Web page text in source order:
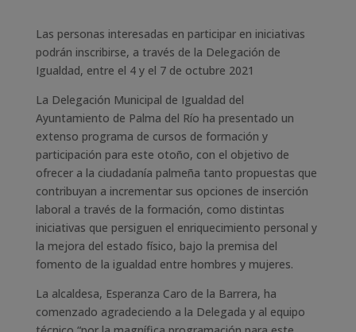
Las personas interesadas en participar en iniciativas
podrán inscribirse, a través de la Delegación de
Igualdad, entre el 4 y el 7 de octubre 2021
La Delegación Municipal de Igualdad del
Ayuntamiento de Palma del Río ha presentado un
extenso programa de cursos de formación y
participación para este otoño, con el objetivo de
ofrecer a la ciudadanía palmeña tanto propuestas que
contribuyan a incrementar sus opciones de inserción
laboral a través de la formación, como distintas
iniciativas que persiguen el enriquecimiento personal y
la mejora del estado físico, bajo la premisa del
fomento de la igualdad entre hombres y mujeres.
La alcaldesa, Esperanza Caro de la Barrera, ha
comenzado agradeciendo a la Delegada y al equipo